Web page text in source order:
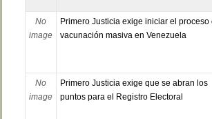
No
image
Primero Justicia exige iniciar el proceso
vacunación masiva en Venezuela
No
image
Primero Justicia exige que se abran los
puntos para el Registro Electoral